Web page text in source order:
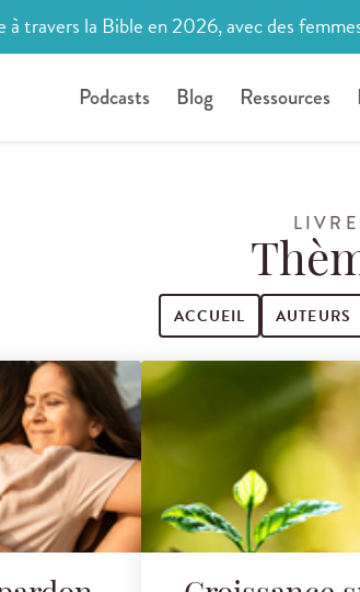
à travers la Bible en 2026, avec des
Podcasts Blog Ressources
ACCUEIL AUTEURS